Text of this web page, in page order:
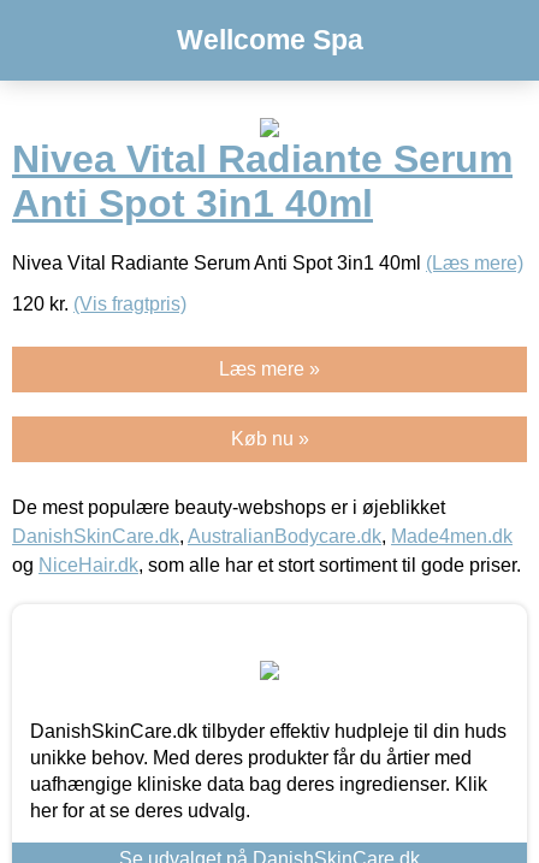
Wellcome Spa
Nivea Vital Radiante Serum
Anti Spot 3in1 40ml
Nivea Vital Radiante Serum Anti Spot 3in1 40ml (Læs mere)
120 kr. (Vis fragtpris)
Læs mere »
Køb nu »
De mest populære beauty-webshops er i øjeblikket
DanishSkinCare.dk, AustralianBodycare.dk, Made4men.dk
og NiceHair.dk, som alle har et stort sortiment til gode priser.
DanishSkinCare.dk tilbyder effektiv hudpleje til din huds
unikke behov. Med deres produkter får du årtier med
uafhængige kliniske data bag deres ingredienser. Klik
her for at se deres udvalg.
Se udvalget på DanishSkinCare.dk